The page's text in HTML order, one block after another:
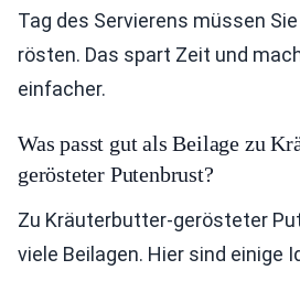
Tag des Servierens müssen
rösten. Das spart Zeit und
einfacher.
Was passt gut als Beilage zu
gerösteter Putenbrust?
Zu Kräuterbutter-gerösteter
viele Beilagen. Hier sind einige